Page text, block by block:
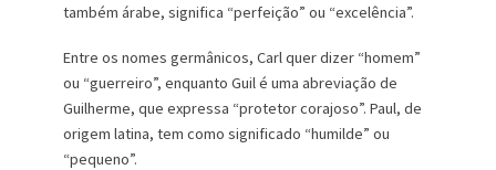
também árabe, significa “perfeição” ou “excelência”.
Entre os nomes germânicos, Carl quer dizer “homem”
ou “guerreiro”, enquanto Guil é uma abreviação de
Guilherme, que expressa “protetor corajoso”. Paul, de
origem latina, tem como significado “humilde” ou
“pequeno”.